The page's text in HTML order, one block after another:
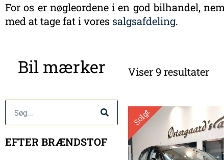
For os er nøgleordene i en god bilhandel,
med at tage fat i vores salgsafdeling.
Bil mærker
Søg
EFTER BRÆNDSTOF
Viser 9 resultaterefter
Solgt